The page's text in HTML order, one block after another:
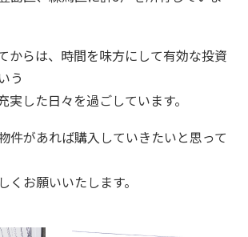
からは、時間を味方にして有効な投資
う
実した日々を過ごしています。
件があれば購入していきたいと思って
くお願いいたします。